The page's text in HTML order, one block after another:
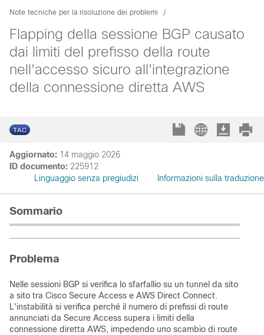
Note tecniche per la risoluzione dei problemi
Flapping della sessione BGP causato
dai limiti del prefisso della route
nell'accesso sicuro all'integrazione
della connessione diretta AWS
Aggiornato: 14 maggio 2026
ID documento: 225912
Linguaggio senza pregiudizi
Informazioni sulla traduzione
Sommario
Problema
Nelle sessioni BGP si verifica lo sfarfallio su un tunnel da sito
a sito tra Cisco Secure Access e AWS Direct Connect.
L'instabilità si verifica perché il numero di prefissi di route
annunciati da Secure Access supera i limiti della
connessione diretta AWS, impedendo uno scambio di route